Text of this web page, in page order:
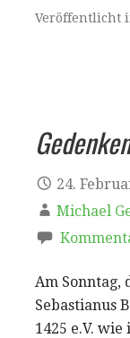
Veröffentlicht
24.
Michael
Am Sonntag,
Sebastianus
1425 e.V.